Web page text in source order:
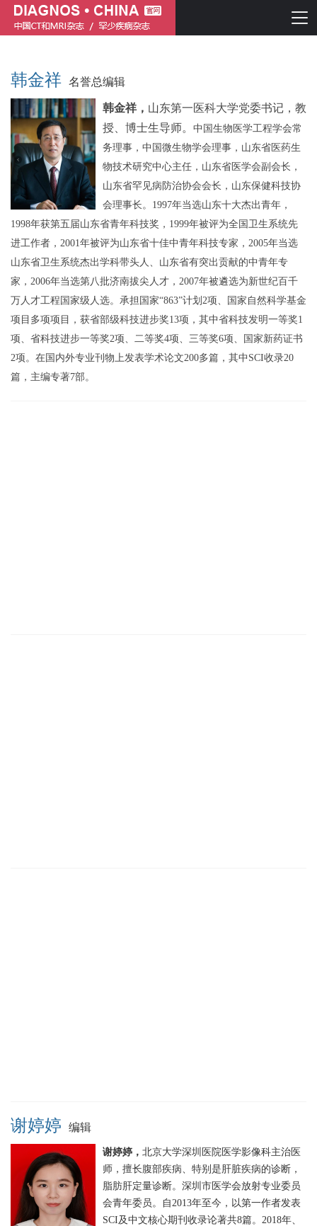
简体中文 English
韩金祥 名誉总编辑
韩金祥， 山东第一医科大学党委书记 ， 教
授、博士生导师。 中国生物医学工程学会常
务理事， 中国微生物学会理事，山东省医药生
物技术研究中心主任 ， 山东省 医学会副会长，
山东省罕见病防治协会会长， 山东保健科技协
会理事长。 1997年当选山东十大杰出青年，
1998年获第五届山东省青年科技奖，1999年被评为全国卫生系统先
进工作者，2001年被评为山东省十佳中青年科技专家，2005年当选
山东省卫生系统杰出学科带头人、山东省有突出贡献的中青年专
家，2006年当选第八批济南拔尖人才，2007年被遴选为新世纪百千
万人才工程国家级人选。承担国家“863”计划2项、国家自然科学基金
项目多项项目，获省部级科技进步奖13项，其中省科技发明一等奖1
项、省科技进步一等奖2项、二等奖4项、三等奖6项、国家新药证书
2项。在国内外专业刊物上发表学术论文200多篇，其中SCI收录20
篇，主编专著7部。
谢婷婷 编辑
谢婷婷， 北京大学深圳医院医学影像科主治医
师，擅长腹部疾病、特别是肝脏疾病的诊断，
脂肪肝定量诊断。深圳市医学会放射专业委员
会青年委员。自2013年至今，以第一作者发表
SCI及中文核心期刊收录论著共8篇。2018年、